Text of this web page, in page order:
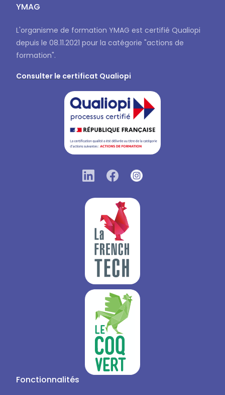
YMAG
L'organisme de formation YMAG est certifié Qualiopi
depuis le 08.11.2021 pour la catégorie "actions de
formation".
Consulter le certificat Qualiopi
Fonctionnalités